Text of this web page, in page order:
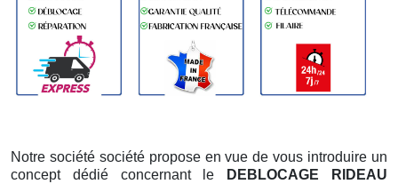
Notre société société propose en vue de vous introduire un
concept dédié concernant le
DEBLOCAGE RIDEAU